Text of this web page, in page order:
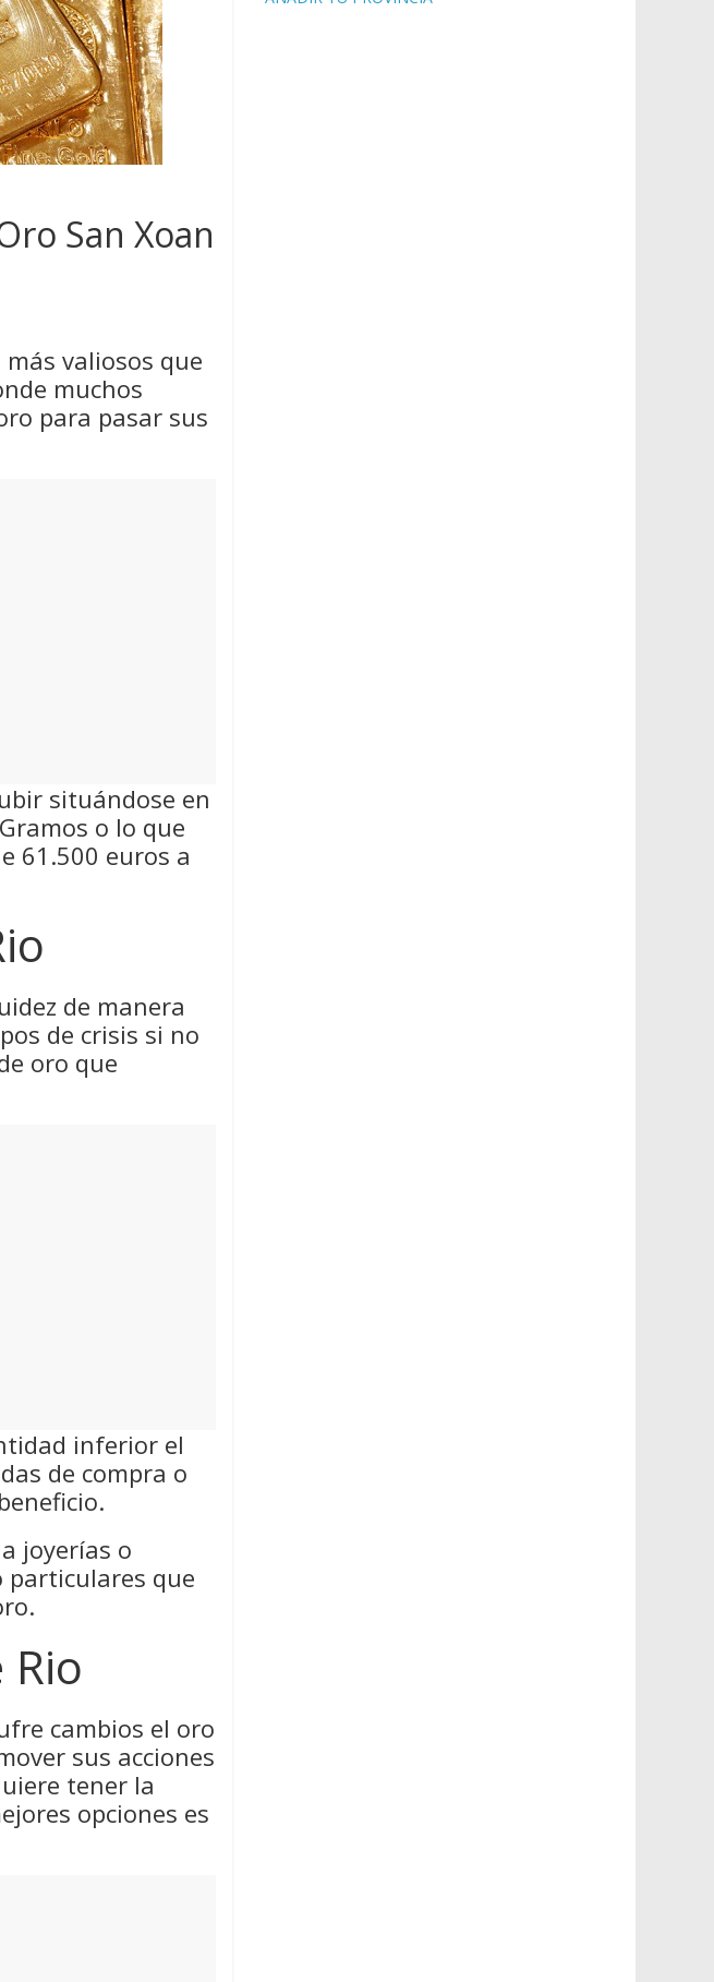
San Xoan
valiosos que
muchos
para pasar sus
situándose en
o lo que
61.500 euros a
de manera
de crisis si no
oro que
inferior el
de compra o
joyerías o
particulares que
cambios el oro
sus acciones
tener la
opciones es